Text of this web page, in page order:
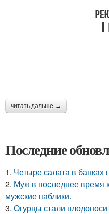
читать дальше →
Последние
1. Четыре салата в банках
2. Муж в последнее время
мужские паблики.
3. Огурцы стали